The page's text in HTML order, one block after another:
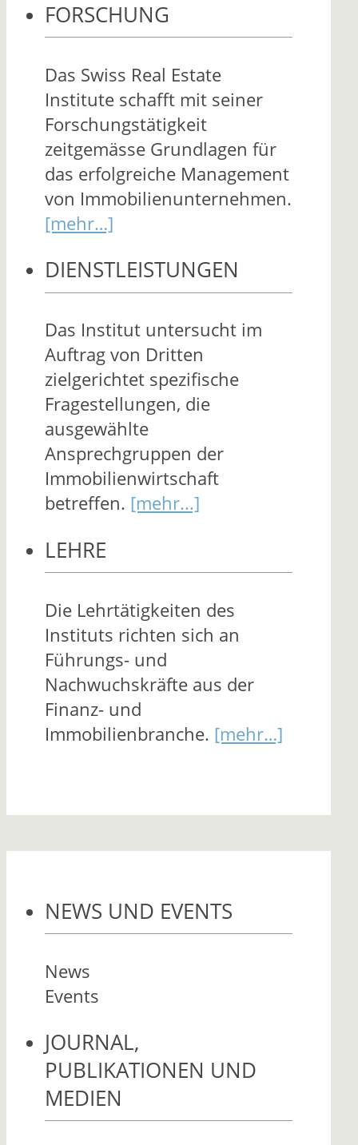
FORSCHUNG
Das Swiss Real Estate
Institute schafft mit seiner
Forschungstätigkeit
zeitgemässe Grundlagen für
das erfolgreiche Management
von Immobilienunternehmen.
[mehr…]
DIENSTLEISTUNGEN
Das Institut untersucht im
Auftrag von Dritten
zielgerichtet spezifische
Fragestellungen, die
ausgewählte
Ansprechgruppen der
Immobilienwirtschaft
betreffen. [mehr...]
LEHRE
Die Lehrtätigkeiten des
Instituts richten sich an
Führungs- und
Nachwuchskräfte aus der
Finanz- und
Immobilienbranche. [mehr…]
NEWS UND EVENTS
News
Events
JOURNAL,
PUBLIKATIONEN UND
MEDIEN